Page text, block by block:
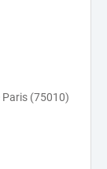
Paris (75010)